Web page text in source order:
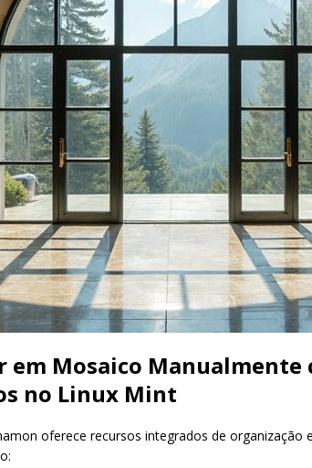
em Mosaico Manualmente
no Linux Mint
oferece recursos integrados de organização